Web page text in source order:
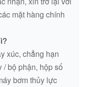
mặt hàng chính
xúc, chẳng hạn
/ bộ phận, hộp số
bơm thủy lực